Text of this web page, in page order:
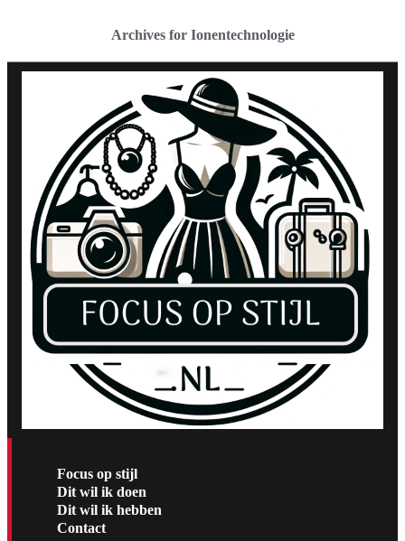
Archives for Ionentechnologie
Focus op stijl
Dit wil ik doen
Dit wil ik hebben
Contact